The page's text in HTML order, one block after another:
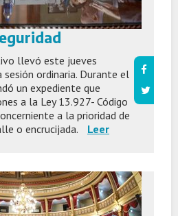
llevó este jueves
ordinaria. Durante el
un expediente que
a la Ley 13.927- Código
a la prioridad de
o encrucijada.
Leer